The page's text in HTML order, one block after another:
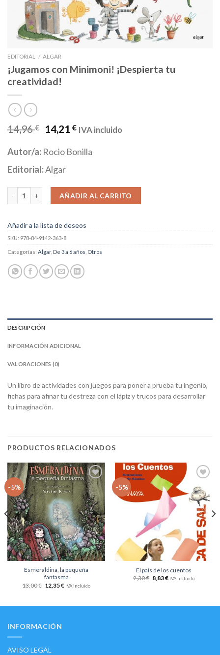
EDITORIAL / ALGAR
¡Jugamos con Minimoni! ¡Despierta tu
creatividad!
14,96€ 14,21€ IVA incluido
Autor/a: Rocio Bonilla
Editorial:Algar
¡Jugamos con Minimoni! ¡Despierta tu creatividad! cantidad
AÑADIR AL CARRITO
Añadir a la lista de deseos
SKU: 978-84-9142-363-8
Categorías: Algar, De 3 a 6 años Otros
DESCRIPCIÓN
INFORMACIÓN ADICIONAL
VALORACIONES (0)
Un libro de actividades con juegos para poner a prueba tu ingenio,
fichas para afinar tu destreza con el lápiz y trucos para desarrollar
tu imaginación.
PRODUCTOS RELACIONADOS
-5%
Añadir
a la
lista
de
deseos
Esmeraldina, la pequeña
fantasma
13,00€ 12,35€ IVA incluido
-5%
a la
lista
de
deseos
El país de los cuentos
9,30€ 8,83€ IVA incluido
INFORMACIÓN
AVISO LEGAL